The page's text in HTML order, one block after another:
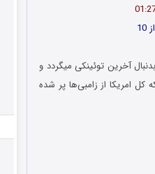
آخرین توئینکی میگردد و
امریکا از زامبی‌ها پر شده